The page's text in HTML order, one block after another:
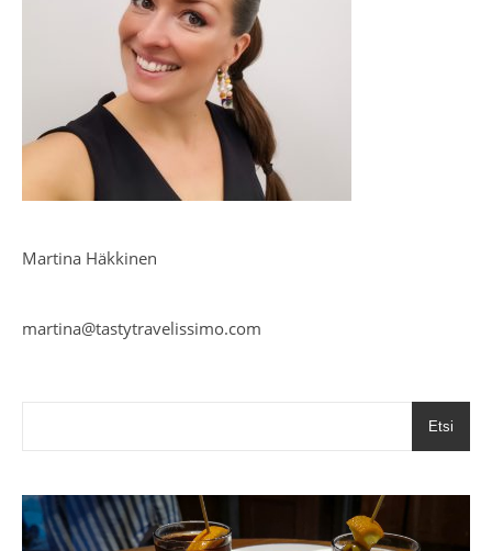
Martina Häkkinen
martina@tastytravelissimo.com
Etsi